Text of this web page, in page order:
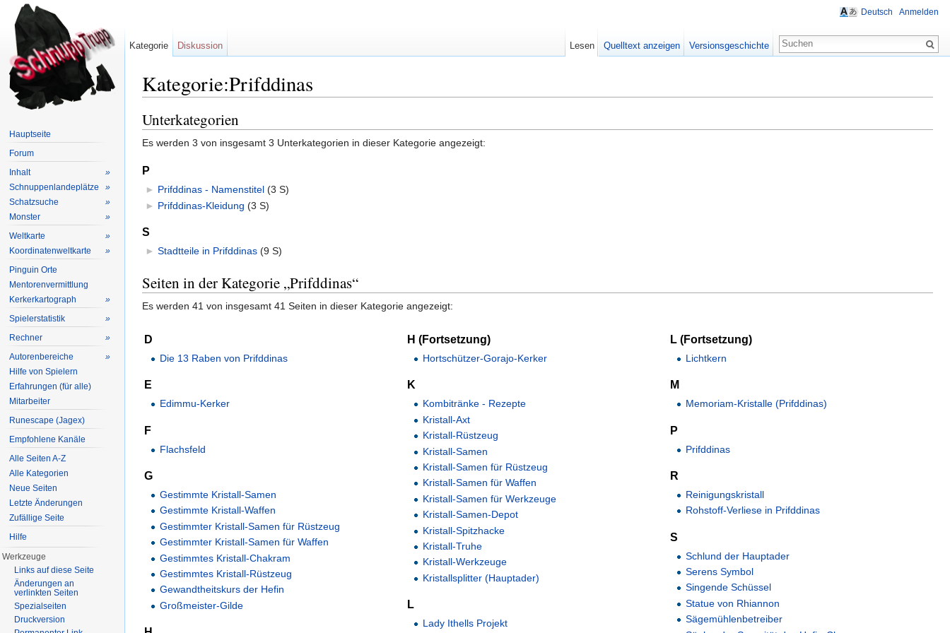
Kategorie:Prifddinas
Unterkategorien
Es werden 3 von insgesamt 3 Unterkategorien in dieser Kategorie angezeigt:
P
► Prifddinas - Namenstitel‎ (3 S)
► Prifddinas-Kleidung (3 S)
S
► Stadtteile in Prifddinas‎ (9 S)
Seiten in der Kategorie „Prifddinas“
Es werden 41 von insgesamt 41 Seiten in dieser Kategorie angezeigt:
D
Die 13 Raben von Prifddinas
E
Edimmu-Kerker
F
Flachsfeld
G
Gestimmte Kristall-Samen
Gestimmte Kristall-Waffen
Gestimmter Kristall-Samen für Rüstzeug
Gestimmter Kristall-Samen für Waffen
Gestimmtes Kristall-Chakram
Gestimmtes Kristall-Rüstzeug
Gewandtheitskurs der Hefin
Großmeister-Gilde
H (Fortsetzung)
Hortschützer-Gorajo-Kerker
K
Kombitränke - Rezepte
Kristall-Axt
Kristall-Rüstzeug
Kristall-Samen
Kristall-Samen für Rüstzeug
Kristall-Samen für Waffen
Kristall-Samen für Werkzeuge
Kristall-Samen-Depot
Kristall-Spitzhacke
Kristall-Truhe
Kristall-Werkzeuge
Kristallsplitter (Hauptader)
L
Lady Ithells Projekt
L (Fortsetzung)
Lichtkern
M
Memoriam-Kristalle (Prifddinas)
P
Prifddinas
R
Reinigungskristall
Rohstoff-Verliese in Prifddinas
S
Schlund der Hauptader
Serens Symbol
Singende Schüssel
Statue von Rhiannon
Sägemühlenbetreiber
Deutsch Anmelden
Kategorie Diskussion Lesen Quelltext anzeigen Versionsgeschichte
Hauptseite
Forum
Inhalt
»
Schnuppenlandeplätze
»
Schatzsuche
»
Monster
»
Weltkarte
»
Koordinatenweltkarte
»
Pinguin Orte
Mentorenvermittlung
Kerkerkartograph
»
Spielerstatistik
»
Rechner
»
Autorenbereiche
»
Hilfe von Spielern
Erfahrungen (für alle)
Mitarbeiter
Runescape (Jagex)
Empfohlene Kanäle
Alle Seiten A-Z
Alle Kategorien
Neue Seiten
Letzte Änderungen
Zufällige Seite
Hilfe
Werkzeuge
Links auf diese Seite
Änderungen an
verlinkten Seiten
Spezialseiten
Druckversion